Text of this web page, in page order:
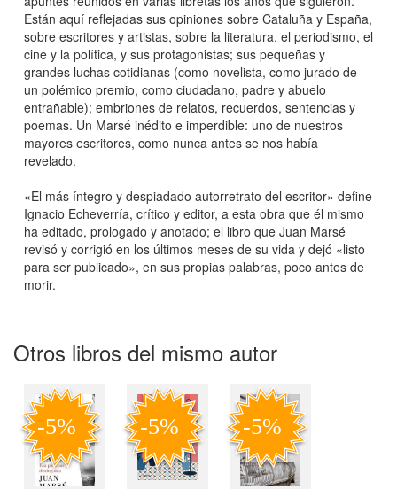
Están aquí reflejadas sus opiniones sobre Cataluña y España,
sobre escritores y artistas, sobre la literatura, el periodismo, el
cine y la política, y sus protagonistas; sus pequeñas y
grandes luchas cotidianas (como novelista, como jurado de
un polémico premio, como ciudadano, padre y abuelo
entrañable); embriones de relatos, recuerdos, sentencias y
poemas. Un Marsé inédito e imperdible: uno de nuestros
mayores escritores, como nunca antes se nos había
revelado.
«El más íntegro y despiadado autorretrato del escritor» define
Ignacio Echeverría, crítico y editor, a esta obra que él mismo
ha editado, prologado y anotado; el libro que Juan Marsé
revisó y corrigió en los últimos meses de su vida y dejó «listo
para ser publicado», en sus propias palabras, poco antes de
morir.
Otros libros del mismo autor